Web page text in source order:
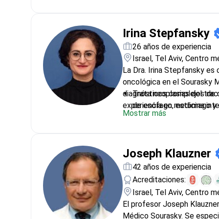
importante centro
Se centra en la cirugía
procedimientos
Irina Stepfansky
26 años de experiencia
Israel, Tel Aviv, Centro
La Dra. Irina Stepfansky
oncológica en el Sourasky
diagnósticos complejos de
experiencia en medicina
Trata neoplasias del
de esófago, estómago y
Investiga ensayos
Mantiene licencia
sobre resultados de
Aplica nuevos
clínicos directamente al
Mostrar más
Joseph Klauzner
42 años de experiencia
Acreditaciones:
Israel, Tel Aviv, Centro
El profesor Joseph
Médico Sourasky. Se